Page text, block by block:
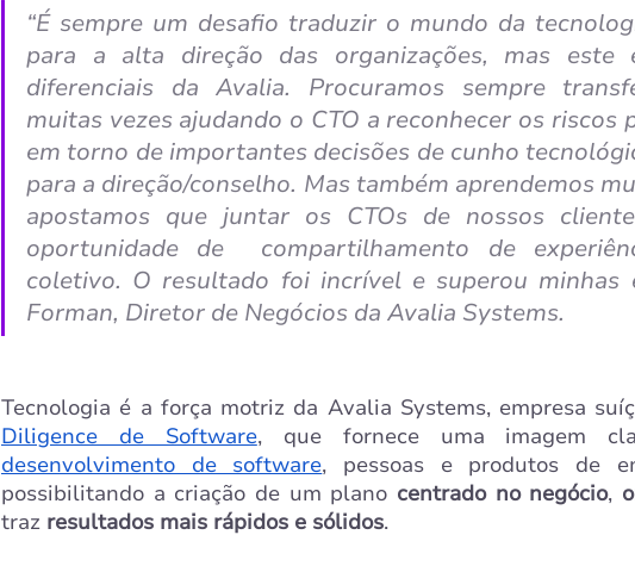
“É sempre um desafio traduzir o mundo da
para a alta direção das organizações, mas
diferenciais da Avalia. Procuramos sempre
muitas vezes ajudando o CTO a reconhecer os riscos
em torno de importantes decisões de cunho
para a direção/conselho. Mas também aprendemos
apostamos que juntar os CTOs de nossos
oportunidade de  compartilhamento de
coletivo. O resultado foi incrível e superou minhas
Forman, Diretor de Negócios da Avalia Systems.
Tecnologia é a força motriz da Avalia Systems, empresa
Diligence de Software
desenvolvimento de software, pessoas e produtos de
possibilitando a criação de um plano centrado no negócio,
traz resultados mais rápidos e sólidos.